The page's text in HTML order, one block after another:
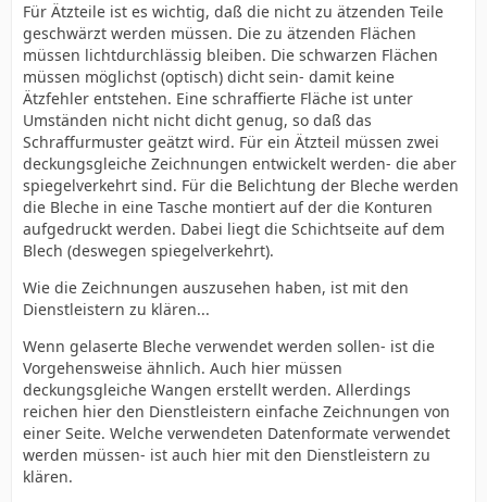
Für Ätzteile ist es wichtig, daß die nicht zu ätzenden Teile
geschwärzt werden müssen. Die zu ätzenden Flächen
müssen lichtdurchlässig bleiben. Die schwarzen Flächen
müssen möglichst (optisch) dicht sein- damit keine
Ätzfehler entstehen. Eine schraffierte Fläche ist unter
Umständen nicht nicht dicht genug, so daß das
Schraffurmuster geätzt wird. Für ein Ätzteil müssen zwei
deckungsgleiche Zeichnungen entwickelt werden- die aber
spiegelverkehrt sind. Für die Belichtung der Bleche werden
die Bleche in eine Tasche montiert auf der die Konturen
aufgedruckt werden. Dabei liegt die Schichtseite auf dem
Blech (deswegen spiegelverkehrt).
Wie die Zeichnungen auszusehen haben, ist mit den
Dienstleistern zu klären...
Wenn gelaserte Bleche verwendet werden sollen- ist die
Vorgehensweise ähnlich. Auch hier müssen
deckungsgleiche Wangen erstellt werden. Allerdings
reichen hier den Dienstleistern einfache Zeichnungen von
einer Seite. Welche verwendeten Datenformate verwendet
werden müssen- ist auch hier mit den Dienstleistern zu
klären.